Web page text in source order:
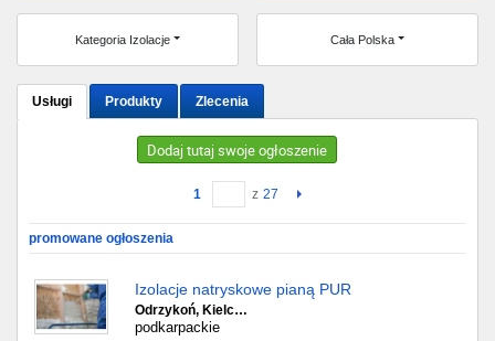
Kategoria Izolacje Cała Polska
Usługi Produkty Zlecenia
Dodaj tutaj swoje ogłoszenie
1 z 27
promowane ogłoszenia
Izolacje natryskowe pianą PUR
Odrzykoń, Kielc…
podkarpackie
Poznań
Łódź
Katowice
Lublin